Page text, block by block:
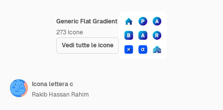
Generic Flat Gradient
273 Icone
Vedi tutte le icone
Icona lettera c
Rakib Hassan Rahim